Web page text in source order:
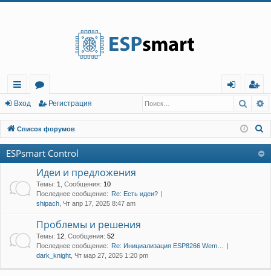
с
ы
лк
и
о
ру
м
ы
д
г
ис
тр
Вход Регистрация
Список форумов
ESPsmart Control
Идеи и предложения
Темы: 1 Сообщения: 10
Последнее сообщение: Re: Есть идеи?
shipach , Чт апр 17, 2025 8:47 am
Проблемы и решения
Темы: 12 Сообщения: 52
Последнее сообщение: Re: Инициализация ESP8266 Wem…
dark_knight , Чт мар 27, 2025 1:20 pm